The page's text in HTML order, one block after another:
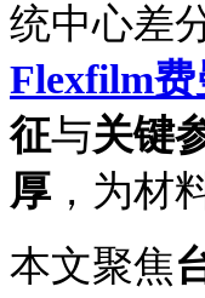
统中心差
Flexfilm
征与关键
厚 ，为材
本文聚焦